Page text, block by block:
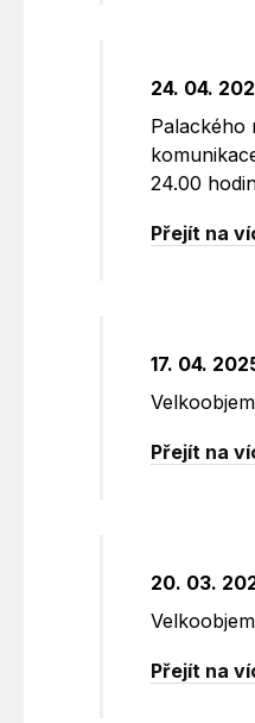
24. 04.
Palackého
24.00
Přejít na
17. 04.
Přejít na
20. 03.
Přejít na